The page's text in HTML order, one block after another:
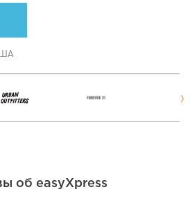
об easyXpress